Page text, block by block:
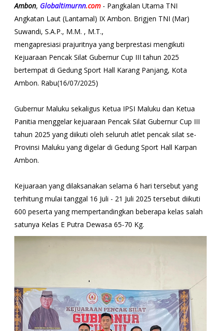
Ambon, Globaltimurnn.com- Pangkalan Utama TNI
Angkatan Laut (Lantamal) IX Ambon. Brigjen TNI (Mar)
Suwandi, S.A.P., M.M. , M.T.,
mengapresiasi prajuritnya yang berprestasi mengikuti
Kejuaraan Pencak Silat Gubernur Cup III tahun 2025
bertempat di Gedung Sport Hall Karang Panjang, Kota
Ambon. Rabu(16/07/2025)
Gubernur Maluku sekaligus Ketua IPSI Maluku dan Ketua
Panitia menggelar kejuaraan Pencak Silat Gubernur Cup III
tahun 2025 yang diikuti oleh seluruh atlet pencak silat se-
Provinsi Maluku yang digelar di Gedung Sport Hall Karpan
Ambon.
Kejuaraan yang dilaksanakan selama 6 hari tersebut yang
terhitung mulai tanggal 16 Juli - 21 Juli 2025 tersebut diikuti
600 peserta yang mempertandingkan beberapa kelas salah
satunya Kelas E Putra Dewasa 65-70 Kg.